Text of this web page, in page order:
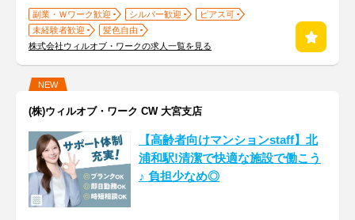
副業・Ｗワーク歓迎 シルバー歓迎
ピアス可
未経験者歓迎
髪色自由
株式会社ウィルオブ・ワークの求人一覧を見る
NEW
(株)ウィルオブ・ワーク CW 大宮支店
【高齢者向けマンションstaff】北
浦和駅!清潔で快適な施設で働こう
♪ 負担少なめ◎